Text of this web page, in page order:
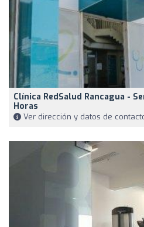
Clínica RedSalud Rancagua -
Horas
Ver dirección y datos de